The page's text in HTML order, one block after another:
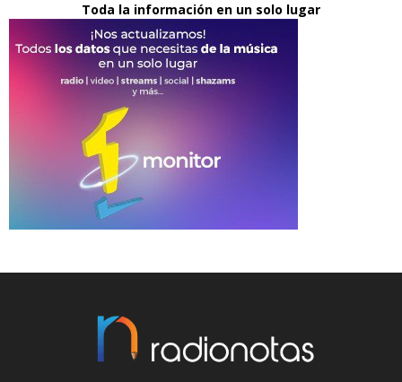
Toda la información en un solo lugar